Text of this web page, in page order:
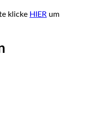
klicke HIER um